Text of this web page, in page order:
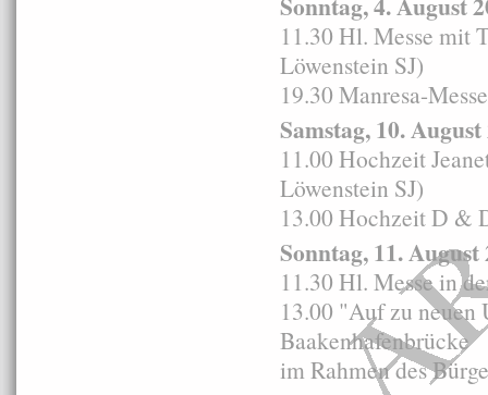
11.30 Hl. Messe mit
Löwenstein SJ)
19.30 Manresa-
Samstag, 10. August
11.00 Hochzeit
Löwenstein SJ)
13.00 Hochzeit D &
Sonntag, 11. August
11.30 Hl. Messe in
13.00 "Auf zu neuen
Baakenhafenbrücke
im Rahmen des